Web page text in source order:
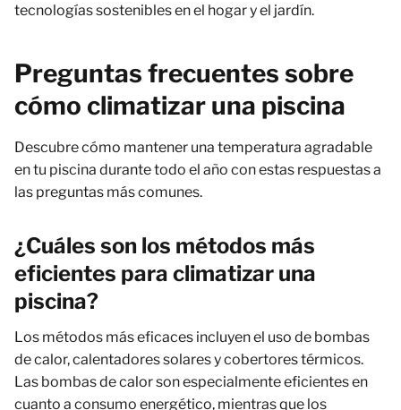
tecnologías sostenibles en el hogar y el jardín.
Preguntas frecuentes sobre
cómo climatizar una piscina
Descubre cómo mantener una temperatura agradable
en tu piscina durante todo el año con estas respuestas a
las preguntas más comunes.
¿Cuáles son los métodos más
eficientes para climatizar una
piscina?
Los métodos más eficaces incluyen el uso de bombas
de calor, calentadores solares y cobertores térmicos.
Las bombas de calor son especialmente eficientes en
cuanto a consumo energético, mientras que los